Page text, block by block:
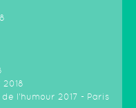
l'humour 2017 - Paris